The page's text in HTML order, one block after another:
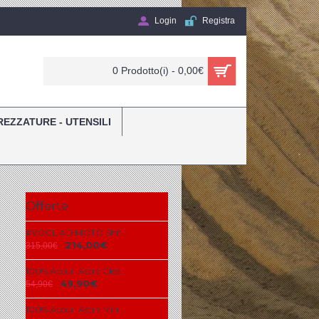
Login Registra
0 Prodotto(i) - 0,00€
- UTENSILI
Offerte
#VOGLIADIMOTO Shift 2020 3lack Race Label Mint Combo + COPERTONE MAXXIS
315,00€ 214,00€
100% Accuri Astra Clear Lens
54,90€ 49,90€
100% Accuri Astra Mirror Blue Lens